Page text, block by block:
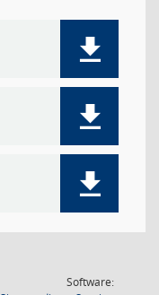
Software: